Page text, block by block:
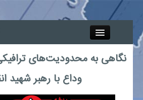
جذب خبرنگار
آگهی استخدام
وداع با رهبر شهید